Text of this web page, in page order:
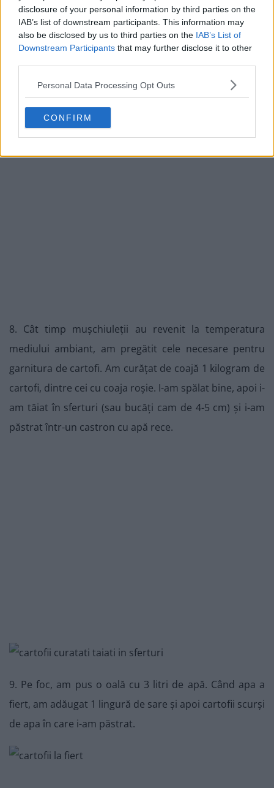
disclosure of your personal information by third parties on the
IAB’s list of downstream participants. This information may
also be disclosed by us to third parties on the IAB’s List of
Downstream Participants that may further disclose it to other
Personal Data Processing Opt Outs
CONFIRM
Pregătirea garniturii de cartofi
8. Cât timp mușchiuleții au revenit la temperatura
mediului ambiant, am pregătit cele necesare pentru
garnitura de cartofi. Am curățat de coajă 1 kilogram de
cartofi, dintre cei cu coaja roșie. I-am spălat bine, apoi i-
am tăiat în sferturi (sau bucăți cam de 4-5 cm) și i-am
păstrat într-un castron cu apă rece.
9. Pe foc, am pus o oală cu 3 litri de apă. Când apa a
fiert, am adăugat 1 lingură de sare și apoi cartofii scurși
de apa în care i-am păstrat.